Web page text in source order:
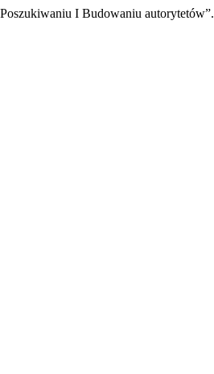
I Budowaniu autorytetów”.